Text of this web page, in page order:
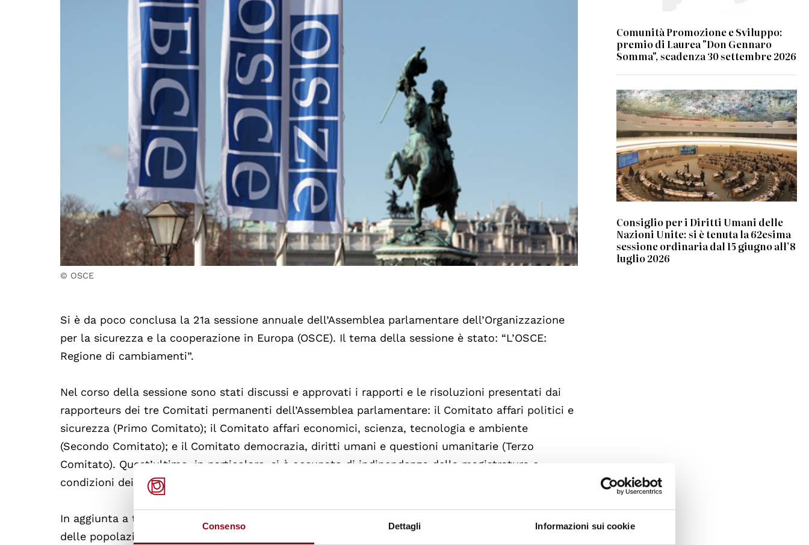
Consenso Dettagli Informazioni sui cookie
© OSCE
Si è da poco conclusa la 21a sessione annuale dell’Assemblea parlamentare dell’Organizzazione
per la sicurezza e la cooperazione in Europa (OSCE). Il tema della sessione è stato: “L’OSCE:
Regione di cambiamenti”.
Nel corso della sessione sono stati discussi e approvati i rapporti e le risoluzioni presentati dai
rapporteurs dei tre Comitati permanenti dell’Assemblea parlamentare: il Comitato affari politici e
sicurezza (Primo Comitato); il Comitato affari economici, scienza, tecnologia e ambiente
(Secondo Comitato); e il Comitato democrazia, diritti umani e questioni umanitarie (Terzo
Comitato). Quest’ultimo, in particolare, si è occupato di indipendenza della magistratura e
condizioni dei diritti umani nei centri di detenzione degli Stati membri.
In aggiunta a tali rapporti, sono stati discussi numerosi altri temi, tra cui si segnalano: protezione
delle popolazioni vulnerabili dal fenomeno della tratta di esseri umani; accesso alle risorse di
Comunità Promozione e Sviluppo:
premio di Laurea "Don Gennaro
Somma", scadenza 30 settembre 2026
© UN Photo/Jess Hoffman
Consiglio per i Diritti Umani delle
Nazioni Unite: si è tenuta la 62esima
sessione ordinaria dal 15 giugno all’8
luglio 2026